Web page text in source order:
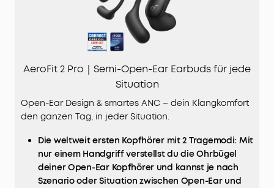
AeroFit 2 Pro｜Semi-Open-Ear Earbuds für jede
Situation
Open-Ear Design & smartes ANC – dein Klangkomfort
den ganzen Tag, in jeder Situation.
Die weltweit ersten Kopfhörer mit 2 Tragemodi: Mit
nur einem Handgriff verstellst du die Ohrbügel
deiner Open-Ear Kopfhörer und kannst je nach
Szenario oder Situation zwischen Open-Ear und